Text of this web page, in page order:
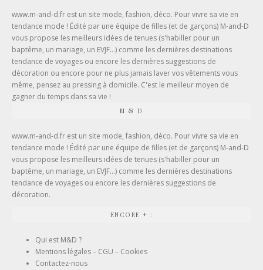
www.m-and-d.fr est un site mode, fashion, déco. Pour vivre sa vie en
tendance mode ! Édité par une équipe de filles (et de garçons) M-and-D
vous propose les meilleurs idées de tenues (s'habiller pour un
baptême, un mariage, un EVJF...) comme les dernières destinations
tendance de voyages ou encore les dernières suggestions de
décoration ou encore pour ne plus jamais laver vos vêtements vous
même, pensez au pressing à domicile. C'est le meilleur moyen de
gagner du temps dans sa vie !
M & D
www.m-and-d.fr est un site mode, fashion, déco. Pour vivre sa vie en
tendance mode ! Édité par une équipe de filles (et de garçons) M-and-D
vous propose les meilleurs idées de tenues (s'habiller pour un
baptême, un mariage, un EVJF...) comme les dernières destinations
tendance de voyages ou encore les dernières suggestions de
décoration.
ENCORE + :
Qui est M&D ?
Mentions légales – CGU – Cookies
Contactez-nous